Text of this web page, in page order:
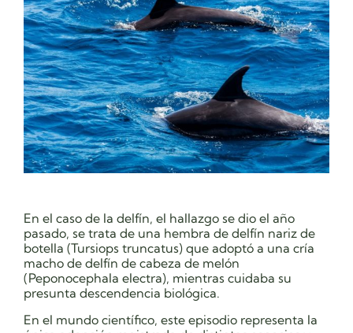
En el caso de la delfín, el hallazgo se dio el año
pasado, se trata de una hembra de delfín nariz de
botella (Tursiops truncatus) que adoptó a una cría
macho de delfín de cabeza de melón
(Peponocephala electra), mientras cuidaba su
presunta descendencia biológica.
En el mundo científico, este episodio representa la